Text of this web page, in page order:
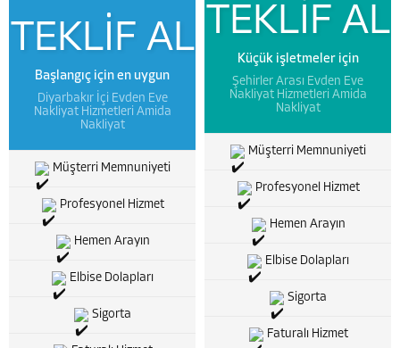
TEKLİF AL
Başlangıç için en uygun
Diyarbakır İçi Evden Eve
Nakliyat Hizmetleri Amida
Nakliyat
Müşterri Memnuniyeti
Profesyonel Hizmet
Hemen Arayın
Elbise Dolapları
Sigorta
TEKLİF AL
Küçük işletmeler için
Şehirler Arası Evden Eve
Nakliyat Hizmetleri Amida
Nakliyat
Müşterri Memnuniyeti
Profesyonel Hizmet
Hemen Arayın
Elbise Dolapları
Sigorta
Faturalı Hizmet